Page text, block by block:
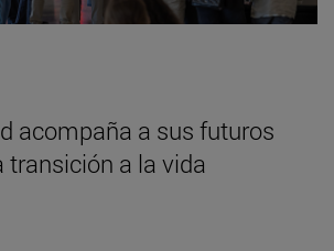
acompaña a sus futuros
transición a la vida